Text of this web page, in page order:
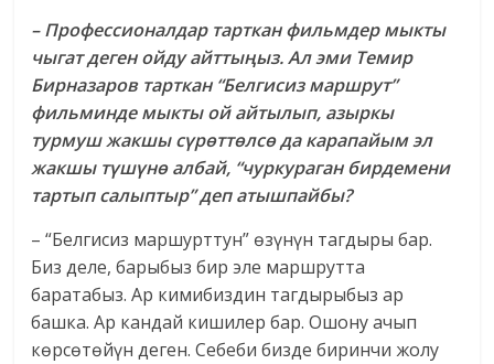
– Профессионалдар тарткан фильмдер мыкты
чыгат деген ойду айттыңыз. Ал эми Темир
Бирназаров тарткан “Белгисиз маршрут”
фильминде мыкты ой айтылып, азыркы
турмуш жакшы сүрөттөлсө да карапайым эл
жакшы түшүнө албай, “чуркураган бирдемени
тартып салыптыр” деп атышпайбы?
– “Белгисиз маршурттун” өзүнүн тагдыры бар.
Биз деле, барыбыз бир эле маршрутта
баратабыз. Ар кимибиздин тагдырыбыз ар
башка. Ар кандай кишилер бар. Ошону ачып
көрсөтөйүн деген. Себеби бизде биринчи жолу